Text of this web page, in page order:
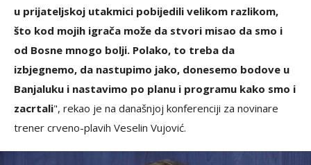
u prijateljskoj utakmici pobijedili velikom razlikom,
što kod mojih igrača može da stvori misao da smo i
od Bosne mnogo bolji. Polako, to treba da
izbjegnemo, da nastupimo jako, donesemo bodove u
Banjaluku i nastavimo po planu i programu kako smo i
zacrtali", rekao je na današnjoj konferenciji za novinare
trener crveno-plavih Veselin Vujović.